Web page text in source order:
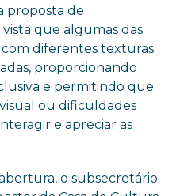
proposta de
que algumas das
diferentes texturas
proporcionando
e permitindo que
ou dificuldades
e apreciar as
o subsecretário